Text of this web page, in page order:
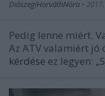
DiószegiHorváthNóra •
Pedig lenne miért.
Az ATV valamiért
kérdése ez legyen: